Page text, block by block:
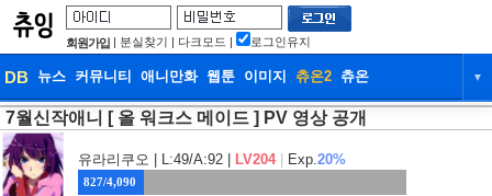
회원가입 | 분실찾기 | 다크모드 | 로그인유지
DB 뉴스 커뮤니티 애니만화 웹툰 이미지 츄온2 츄온 ▼
DB 뉴스 커뮤니티
웹툰 이미지 츄온2
7월신작애니 [ 올 워크스 메이드 ] PV 영상 공개
유라리쿠오 | L:49/A:92 | LV204 Exp.20%
827/4,090